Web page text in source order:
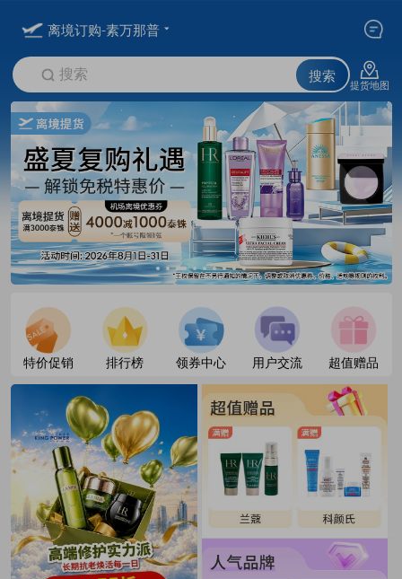
离境订购-素万那普
搜索 搜索
提货地图
特价促销 排行榜 领券中心 用户交流 超值赠品